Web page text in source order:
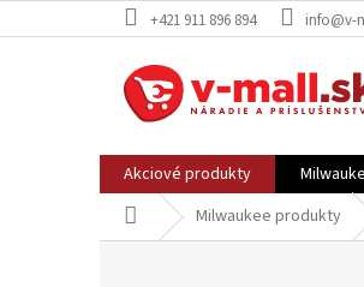
na
+421 911 896 894 info@v-
Akciové produkty
DomovMilwaukee produkty